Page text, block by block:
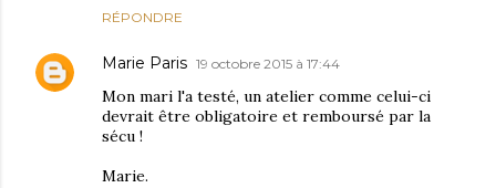
RÉPONDRE
Marie Paris 19 octobre 2015 à 17:44
Mon mari l'a testé, un atelier comme celui-ci
devrait être obligatoire et remboursé par la
sécu !
Marie.